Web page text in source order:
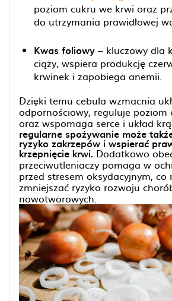
poziom cukru we krwi oraz
do utrzymania prawidłowej
Kwas foliowy – kluczowy dla
ciąży, wspiera produkcję
krwinek i zapobiega anemii.
Dzięki temu cebula wzmacnia
odpornościowy, reguluje poziom
oraz wspomaga serce i układ
regularne spożywanie może
ryzyko zakrzepów i wspierać
krzepnięcie krwi. Dodatkowo
przeciwutleniaczy pomaga w
przed stresem oksydacyjnym, co
zmniejszać ryzyko rozwoju
nowotworowych.